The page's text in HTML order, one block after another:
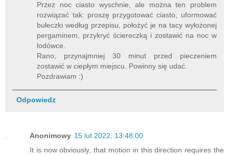
Przez noc ciasto wyschnie, ale można ten problem
rozwiązać tak: proszę przygotować ciasto, uformować
bułeczki według przepisu, położyć je na tacy wyłożonej
pergaminem, przykryć ściereczką i zostawić na noc w
lodówce.
Rano, przynajmniej 30 minut przed pieczeniem
zostawić w ciepłym miejscu. Powinny się udać.
Pozdrawiam :)
Odpowiedz
Anonimowy 15 lut 2022, 13:48:00
It is now obviously, that motion in this direction requires the